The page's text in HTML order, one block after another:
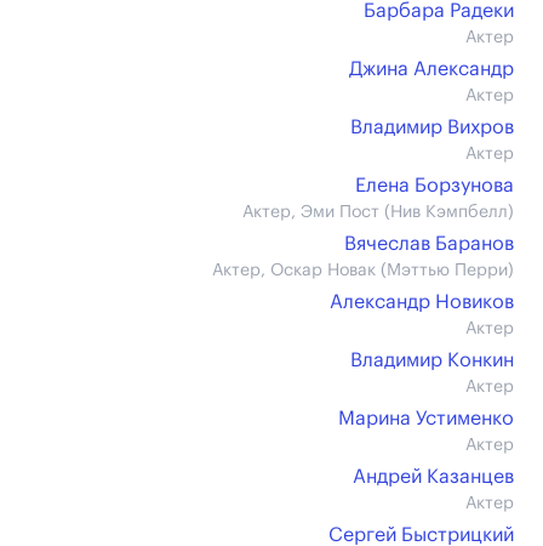
Барбара Радеки
Актер
Джина Александр
Актер
Владимир Вихров
Актер
Елена Борзунова
Актер, Эми Пост (Нив Кэмпбелл)
Вячеслав Баранов
Актер, Оскар Новак (Мэттью Перри)
Александр Новиков
Актер
Владимир Конкин
Актер
Марина Устименко
Актер
Андрей Казанцев
Актер
Сергей Быстрицкий